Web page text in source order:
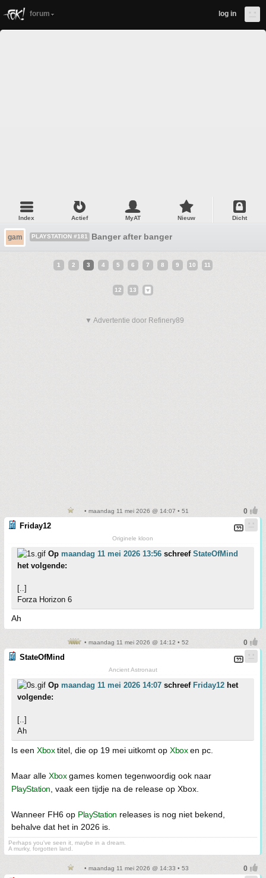
forum log in
Index Actief MyAT Nieuw Dicht
gam PLAYSTATION #181 Banger after banger
1 2 3 4 5 6 7 8 9 10 11
12 13
▼ Advertentie door Refinery89
• maandag 11 mei 2026 @ 14:07 • 51
Friday12
Originele kloon
Op maandag 11 mei 2026 13:56 schreef StateOfMind
het volgende:
[..]
Forza Horizon 6
Ah
• maandag 11 mei 2026 @ 14:12 • 52
StateOfMind
Ancient Astronaut
Op maandag 11 mei 2026 14:07 schreef Friday12 het
volgende:
[..]
Ah
Is een Xboxtitel, die op 19 mei uitkomt op Xboxen pc.
Maar alle Xboxgames komen tegenwoordig ook naar
PlayStation , vaak een tijdje na de release op Xbox.
Wanneer FH6 op PlayStation releases is nog niet bekend,
behalve dat het in 2026 is.
Perhaps you've seen it, maybe in a dream.
A murky, forgotten land.
• maandag 11 mei 2026 @ 14:33 • 53